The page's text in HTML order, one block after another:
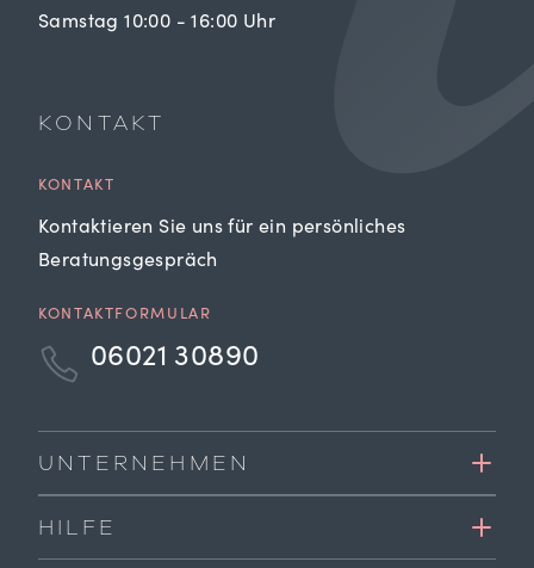
Samstag 10:00 - 16:00 Uhr
KONTAKT
KONTAKT
Kontaktieren Sie uns für ein persönliches
Beratungsgespräch
KONTAKTFORMULAR
06021 30890
UNTERNEHMEN
HILFE